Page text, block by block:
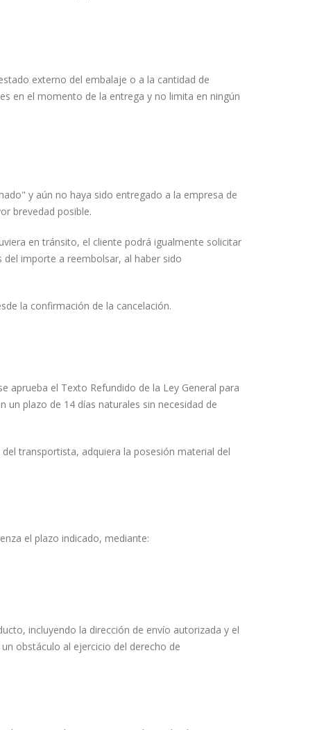
externo del embalaje o a la cantidad de
en el momento de la entrega y no limita en ningún
y aún no haya sido entregado a la empresa de
brevedad posible.
en tránsito, el cliente podrá igualmente solicitar
importe a reembolsar, al haber sido
la confirmación de la cancelación.
aprueba el Texto Refundido de la Ley General para
un plazo de 14 días naturales sin necesidad de
transportista, adquiera la posesión material del
el plazo indicado, mediante:
incluyendo la dirección de envío autorizada y el
obstáculo al ejercicio del derecho de